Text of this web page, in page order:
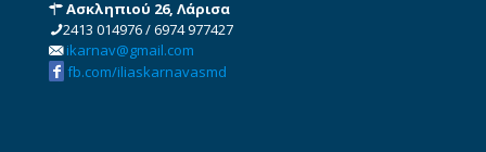
Ασκληπιού 26, Λάρισα
2413 014976/6974 977427
ikarnav@gmail.com
fb.com/iliaskarnavasmd